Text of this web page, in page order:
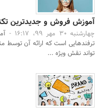
آموزش فروش و جدیدترین
چهارشنبه 30 مهر 99، 16:17 -
ترفندهایی است که ارائه آن
تواند نقش ویژه ...